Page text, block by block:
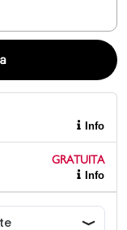
Info
GRATUITA
Info